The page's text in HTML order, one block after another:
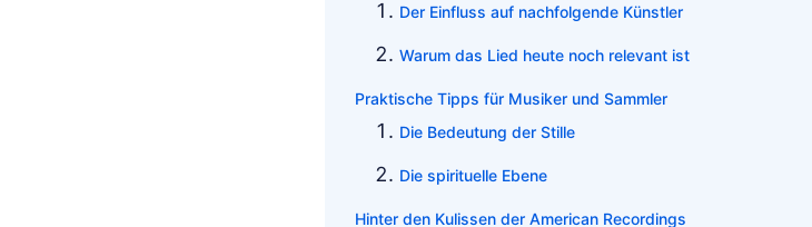
Der Einfluss auf nachfolgende Künstler
Warum das Lied heute noch relevant ist
Praktische Tipps für Musiker und Sammler
Die Bedeutung der Stille
Die spirituelle Ebene
Hinter den Kulissen der American Recordings